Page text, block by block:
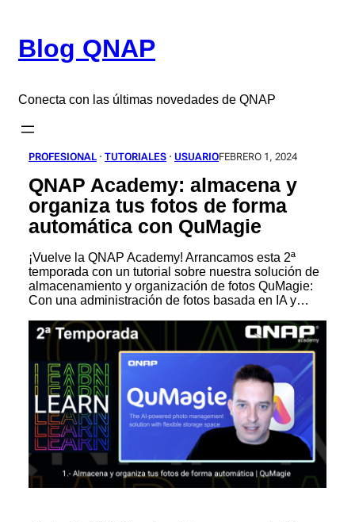
contenido
Blog QNAP
Conecta con las últimas novedades de QNAP
PROFESIONAL · TUTORIALES · USUARIOFEBRERO 1, 2024
QNAP Academy: almacena y
organiza tus fotos de forma
automática con QuMagie
¡Vuelve la QNAP Academy! Arrancamos esta 2ª
temporada con un tutorial sobre nuestra solución de
almacenamiento y organización de fotos QuMagie:
Con una administración de fotos basada en IA y…